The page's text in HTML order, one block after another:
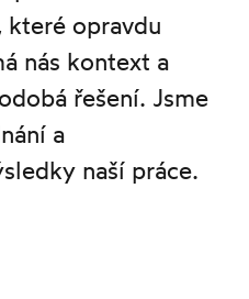
které opravdu
nás kontext a
řešení. Jsme
a
naší práce.